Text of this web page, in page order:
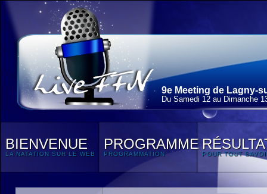
9e Meeting de Lagny-
Du Samedi 12 au Dimanche
BIENVENUE
LA NATATION SUR LE WEB
PROGRAMME
PROGRAMMATION POUR TOUT